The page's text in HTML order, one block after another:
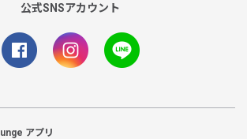
公式SNSアカウント
アプリ